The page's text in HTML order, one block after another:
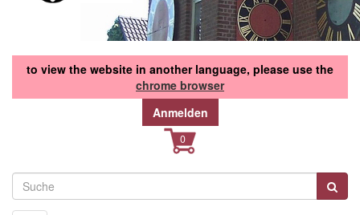
to view the website in another language, please use the
chrome browser
Anmelden